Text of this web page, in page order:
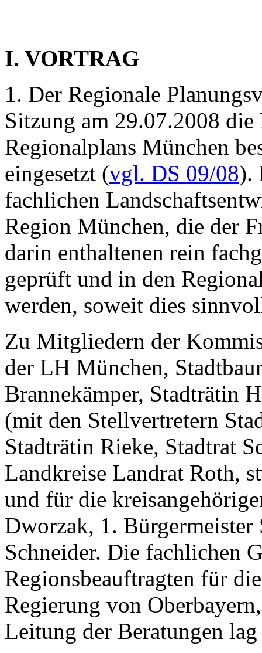
I. VORTRAG
1. Der Regionale
Sitzung am 29.07.2008 die
Regionalplans München
eingesetzt (vgl. DS 09/08).
fachlichen
Region München, die der
darin enthaltenen rein
geprüft und in den
werden, soweit dies
Zu Mitgliedern der
der LH München,
Brannekämper, Stadträtin
(mit den Stellvertretern
Stadträtin Rieke, Stadtrat
Landkreise Landrat Roth,
und für die
Dworzak, 1.
Schneider. Die fachlichen
Regionsbeauftragten für
Regierung von
Leitung der Beratungen